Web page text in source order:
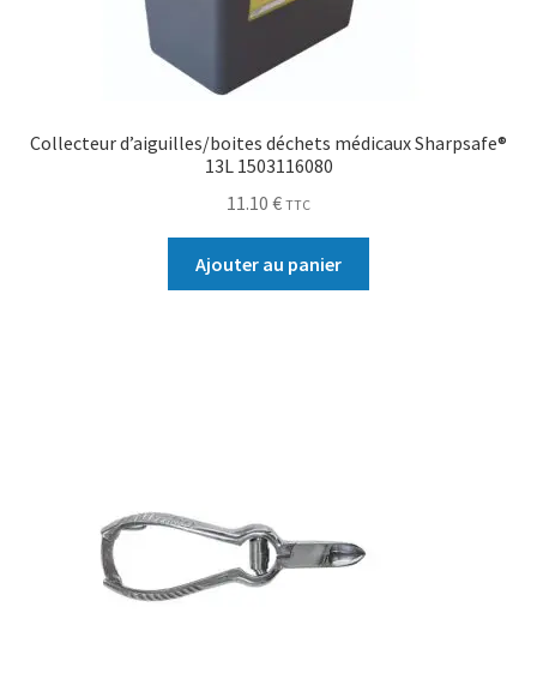
Collecteur d’aiguilles/boites déchets médicaux Sharpsafe®
13L 1503116080
11.10 € TTC
Ajouter au panier